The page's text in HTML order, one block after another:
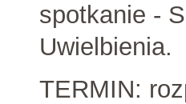
spotkanie -
Uwielbienia.
TERMIN: